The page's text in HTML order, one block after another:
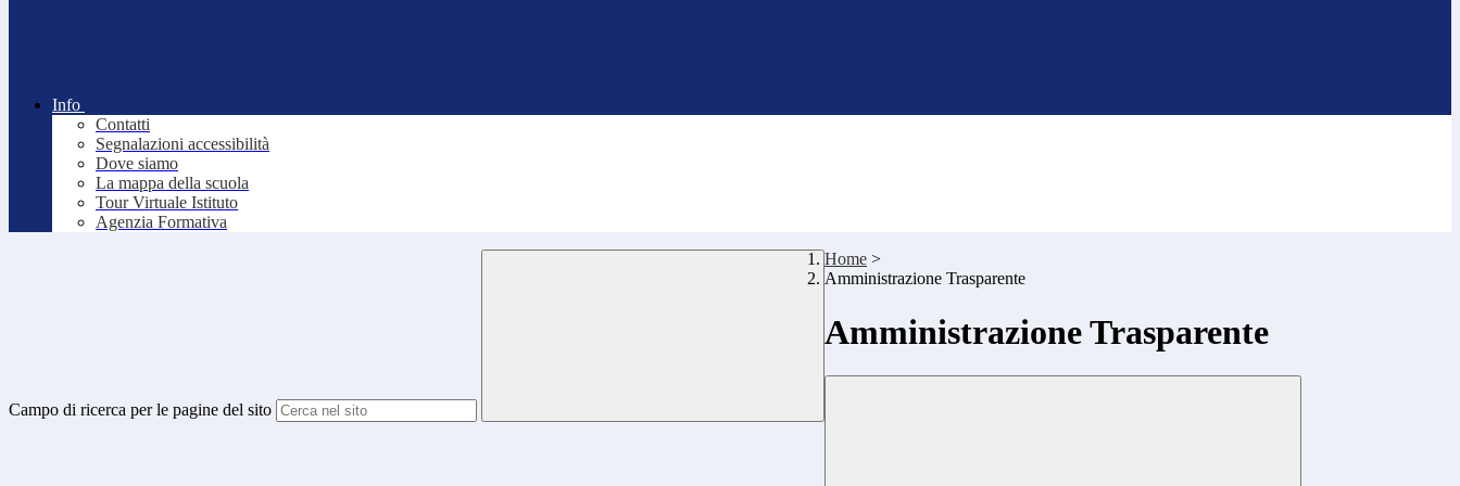
Info
Contatti
Segnalazioni accessibilità
Dove siamo
La mappa della scuola
Tour Virtuale Istituto
Agenzia Formativa
Campo di ricerca per le pagine del sito
Home >
Amministrazione Trasparente
Amministrazione Trasparente